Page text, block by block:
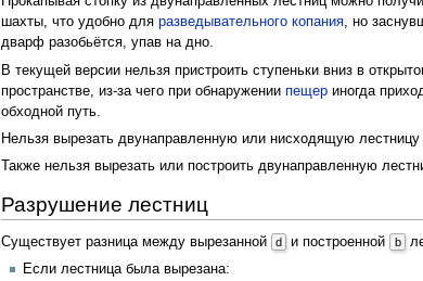
шахты, что удобно для разведывательного копания, но
дварф разобьётся, упав на дно.
В текущей версии нельзя пристроить ступеньки вниз в
пространстве, из-за чего при обнаружении пещериногда
обходной путь.
Нельзя вырезать двунаправленную или нисходящую
Также нельзя вырезать или построить двунаправленную
Разрушение лестниц
Существует разница между вырезанной d и построенной b
Если лестница была вырезана: